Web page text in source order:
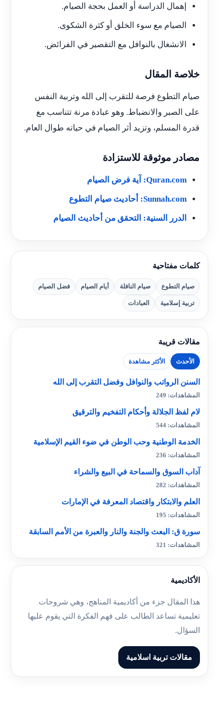
إهمال الدراسة أو العمل بحجة الصيام.
الصيام مع سوء الخلق أو كثرة الشكوى.
الانشغال بالنوافل مع التقصير في الفرائض.
خلاصة المقال
صيام التطوع فرصة للتقرب إلى الله وتربية النفس
على الصبر والانضباط. وهو عبادة مرنة تتناسب مع
قدرة المسلم، وتزيد أثر الصيام في حياته طوال العام.
مصادر موثوقة للاستزادة
Quran.com: آية فرض الصيام
Sunnah.com: أحاديث صيام التطوع
الدرر السنية: التحقق من أحاديث الصيام
كلمات مفتاحية
صيام التطوع صيام النافلة أيام الصيام فضل الصيام
تربية إسلامية العبادات
مقالات قريبة
الأحدث الأكثر مشاهدة
السنن الرواتب والنوافل وفضل التقرب إلى الله
المشاهدات: 249
لام لفظ الجلالة وأحكام التفخيم والترقيق
المشاهدات: 544
الخدمة الوطنية وحب الوطن في ضوء القيم الإسلامية
المشاهدات: 236
آداب السوق والسماحة في البيع والشراء
المشاهدات: 282
العلم والابتكار واقتصاد المعرفة في الإمارات
المشاهدات: 195
سورة ق: البعث والجنة والنار والعبرة من الأمم السابقة
المشاهدات: 321
الأكاديمية
هذا المقال جزء من أكاديمية المناهج، وهي شروحات
تعليمية تساعد الطالب على فهم الفكرة التي يقوم عليها
السؤال.
مقالات تربية اسلامية